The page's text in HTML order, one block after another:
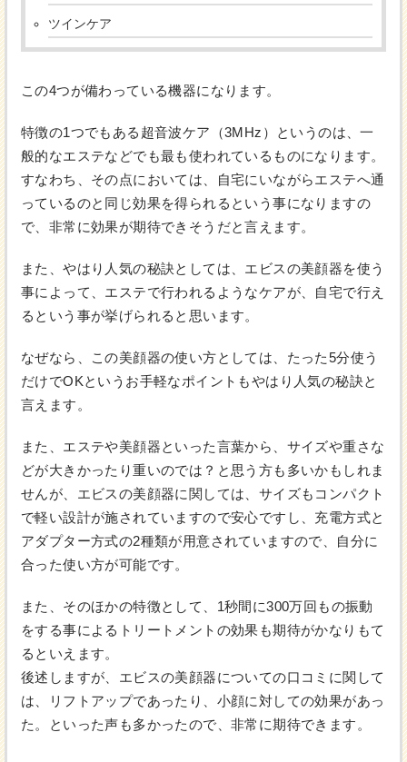
ツインケア
この4つが備わっている機器になります。
特徴の1つでもある超音波ケア（3MHz）というのは、一
般的なエステなどでも最も使われているものになります。
すなわち、その点においては、自宅にいながらエステへ通
っているのと同じ効果を得られるという事になりますの
で、非常に効果が期待できそうだと言えます。
また、やはり人気の秘訣としては、エビスの美顔器を使う
事によって、エステで行われるようなケアが、自宅で行え
るという事が挙げられると思います。
なぜなら、この美顔器の使い方としては、たった5分使う
だけでOKというお手軽なポイントもやはり人気の秘訣と
言えます。
また、エステや美顔器といった言葉から、サイズや重さな
どが大きかったり重いのでは？と思う方も多いかもしれま
せんが、エビスの美顔器に関しては、サイズもコンパクト
で軽い設計が施されていますので安心ですし、充電方式と
アダプター方式の2種類が用意されていますので、自分に
合った使い方が可能です。
また、そのほかの特徴として、1秒間に300万回もの振動
をする事によるトリートメントの効果も期待がかなりもて
るといえます。
後述しますが、エビスの美顔器についての口コミに関して
は、リフトアップであったり、小顔に対しての効果があっ
た。といった声も多かったので、非常に期待できます。